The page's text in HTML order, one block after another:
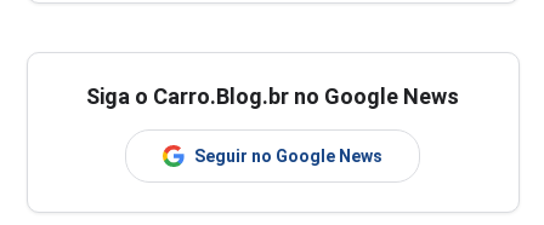
Siga o Carro.Blog.br no Google News
Seguir no Google News